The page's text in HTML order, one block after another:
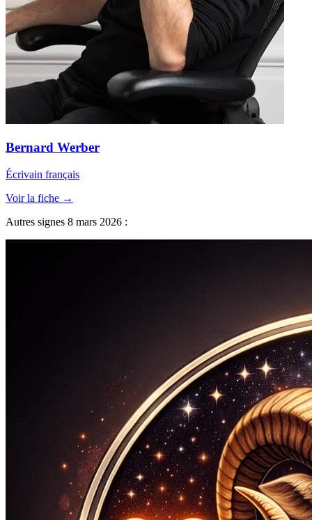
Bernard Werber
Écrivain français
Voir la fiche →
Autres signes 8 mars 2026 :